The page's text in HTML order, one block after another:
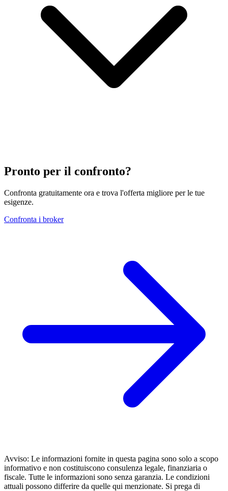
Pronto per il confronto?
Confronta gratuitamente ora e trova l'offerta migliore per le tue
esigenze.
Confronta i broker
Avviso: Le informazioni fornite in questa pagina sono solo a scopo
informativo e non costituiscono consulenza legale, finanziaria o
fiscale. Tutte le informazioni sono senza garanzia. Le condizioni
attuali possono differire da quelle qui menzionate. Si prega di